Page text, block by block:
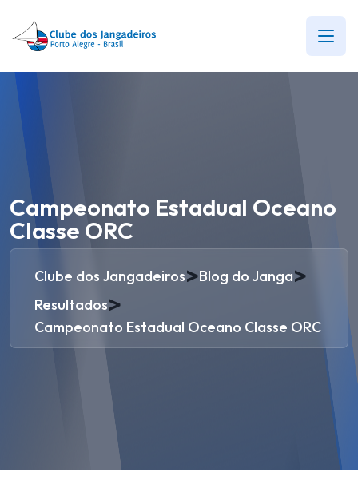
Campeonato Estadual Oceano
Classe ORC
Clube dos Jangadeiros>Blog do Janga>
Resultados>
Campeonato Estadual Oceano Classe ORC